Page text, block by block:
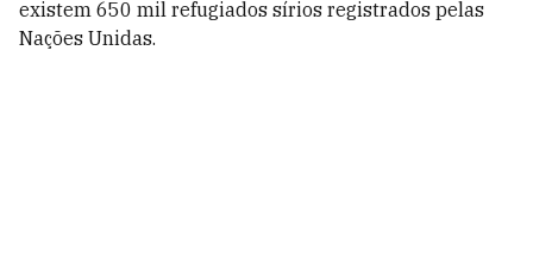
existem 650 mil refugiados sírios registrados pelas
Nações Unidas.